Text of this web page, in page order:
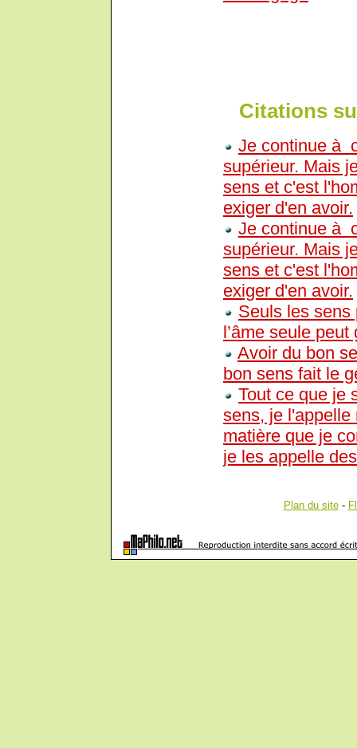
Citations
Je continue à
supérieur. Mais
sens et c'est
exiger d'en avoir.
Je continue à
supérieur. Mais
sens et c'est
exiger d'en avoir.
Seuls les sens
l’âme seule
Avoir du bon
bon sens fait le
Tout ce que je
sens, je l'appelle
matière que je
je les appelle
Plan du site-